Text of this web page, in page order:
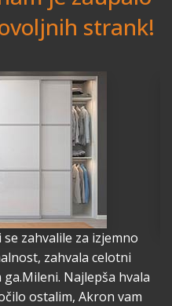
strank!
se zahvalile za izjemno
zahvala celotni
Najlepša hvala
ostalim, Akron vam